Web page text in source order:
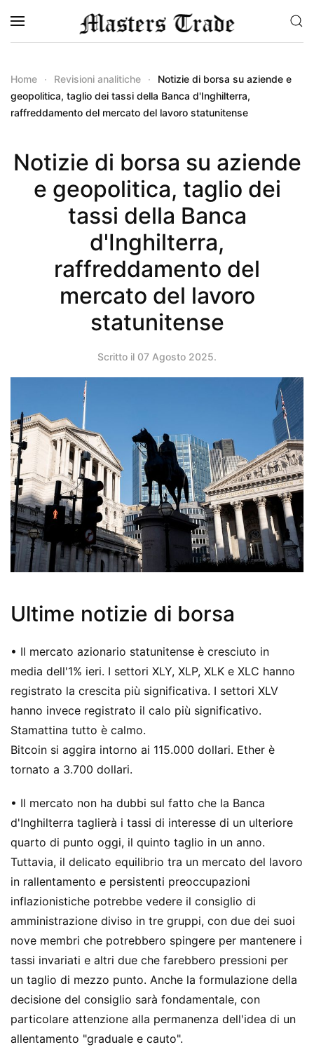
Skip to main content
Home Revisioni analitiche
Notizie di borsa su aziende e
geopolitica, taglio dei tassi della Banca d'Inghilterra,
raffreddamento del mercato del lavoro statunitense
Notizie di borsa su aziende
e geopolitica, taglio dei
tassi della Banca
d'Inghilterra,
raffreddamento del
mercato del lavoro
statunitense
Scritto il 07 Agosto 2025.
Ultime notizie di borsa
• Il mercato azionario statunitense è cresciuto in
media dell'1% ieri. I settori XLY, XLP, XLK e XLC hanno
registrato la crescita più significativa. I settori XLV
hanno invece registrato il calo più significativo.
Stamattina tutto è calmo.
Bitcoin si aggira intorno ai 115.000 dollari. Ether è
tornato a 3.700 dollari.
• Il mercato non ha dubbi sul fatto che la Banca
d'Inghilterra taglierà i tassi di interesse di un ulteriore
quarto di punto oggi, il quinto taglio in un anno.
Tuttavia, il delicato equilibrio tra un mercato del lavoro
in rallentamento e persistenti preoccupazioni
inflazionistiche potrebbe vedere il consiglio di
amministrazione diviso in tre gruppi, con due dei suoi
nove membri che potrebbero spingere per mantenere i
tassi invariati e altri due che farebbero pressioni per
un taglio di mezzo punto. Anche la formulazione della
decisione del consiglio sarà fondamentale, con
particolare attenzione alla permanenza dell'idea di un
allentamento "graduale e cauto".